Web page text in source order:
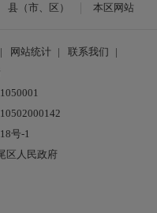
县（市、区） 本区网站
| 网站统计 | 联系我们
|
号-1
区人民政府